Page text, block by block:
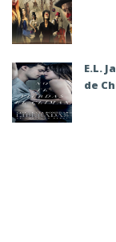
E.L.
de